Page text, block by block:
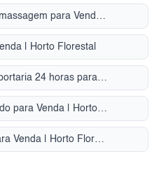
Condomínio Fechado hidromassagem para Venda | Horto Florestal
| Horto Florestal
Condomínio Fechado com portaria 24 horas para Venda | Horto Florestal
Sobrado com ar condicionado para Venda | Horto Florestal
Casa Térrea com quintal para Venda | Horto Florestal